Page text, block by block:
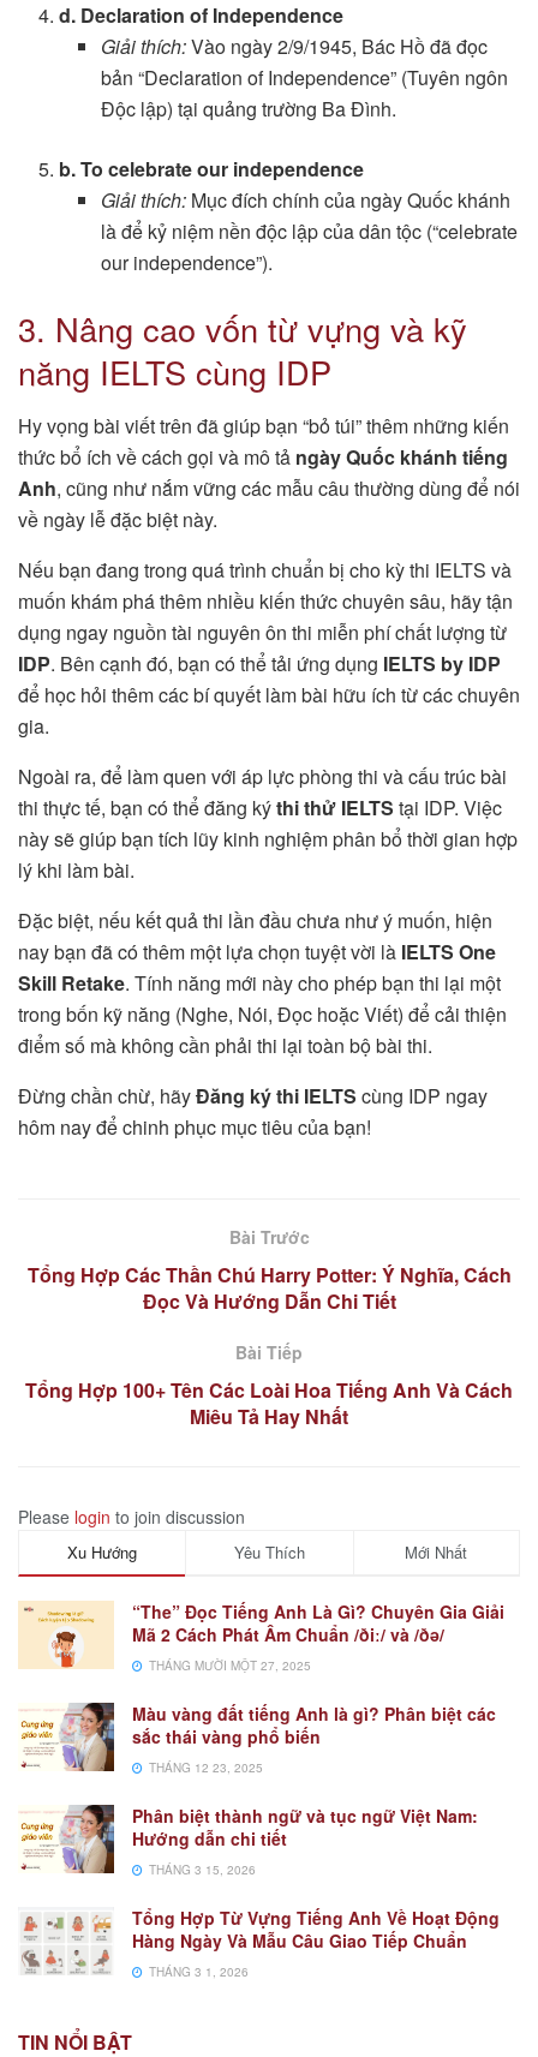
d. Declaration of Independence
Giải thích:Vào ngày 2/9/1945, Bác Hồ đã đọc
bản “Declaration of Independence” (Tuyên ngôn
Độc lập) tại quảng trường Ba Đình.
b. To celebrate our independence
Giải thích:Mục đích chính của ngày Quốc khánh
là để kỷ niệm nền độc lập của dân tộc (“celebrate
our independence”).
3. Nâng cao vốn từ vựng và kỹ
năng IELTS cùng IDP
Hy vọng bài viết trên đã giúp bạn “bỏ túi” thêm những kiến
thức bổ ích về cách gọi và mô tả ngày Quốc khánh tiếng
Anh, cũng như nắm vững các mẫu câu thường dùng để nói
về ngày lễ đặc biệt này.
Nếu bạn đang trong quá trình chuẩn bị cho kỳ thi IELTS và
muốn khám phá thêm nhiều kiến thức chuyên sâu, hãy tận
dụng ngay nguồn tài nguyên ôn thi miễn phí chất lượng từ
IDP. Bên cạnh đó, bạn có thể tải ứng dụng IELTS by IDP
để học hỏi thêm các bí quyết làm bài hữu ích từ các chuyên
gia.
Ngoài ra, để làm quen với áp lực phòng thi và cấu trúc bài
thi thực tế, bạn có thể đăng kýthi thử IELTS tại IDP. Việc
này sẽ giúp bạn tích lũy kinh nghiệm phân bổ thời gian hợp
lý khi làm bài.
Đặc biệt, nếu kết quả thi lần đầu chưa như ý muốn, hiện
nay bạn đã có thêm một lựa chọn tuyệt vời là IELTS One
Skill Retake. Tính năng mới này cho phép bạn thi lại một
trong bốn kỹ năng (Nghe, Nói, Đọc hoặc Viết) để cải thiện
điểm số mà không cần phải thi lại toàn bộ bài thi.
Đừng chần chừ, hãyĐăng ký thi IELTS cùng IDP ngay
hôm nay để chinh phục mục tiêu của bạn!
Bài Trước
Tổng Hợp Các Thần Chú Harry Potter: Ý Nghĩa, Cách
Đọc Và Hướng Dẫn Chi Tiết
Bài Tiếp
Tổng Hợp 100+ Tên Các Loài Hoa Tiếng Anh Và Cách
Miêu Tả Hay Nhất
Please login to join discussion
Xu Hướng Yêu Thích Mới Nhất
“The” Đọc Tiếng Anh Là Gì? Chuyên Gia Giải
Mã 2 Cách Phát Âm Chuẩn /ðiː/ và /ðə/
THÁNG MƯỜI MỘT 27, 2025
Màu vàng đất tiếng Anh là gì? Phân biệt các
sắc thái vàng phổ biến
THÁNG 12 23, 2025
Phân biệt thành ngữ và tục ngữ Việt Nam:
Hướng dẫn chi tiết
THÁNG 3 15, 2026
Tổng Hợp Từ Vựng Tiếng Anh Về Hoạt Động
Hàng Ngày Và Mẫu Câu Giao Tiếp Chuẩn
THÁNG 3 1, 2026
TIN NỔI BẬT